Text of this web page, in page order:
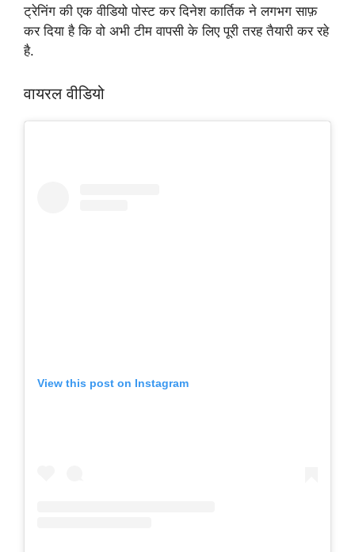
ट्रेनिंग की एक वीडियो पोस्ट कर दिनेश कार्तिक ने लगभग साफ़
कर दिया है कि वो अभी टीम वापसी के लिए पूरी तरह तैयारी कर रहे
है.
वायरल वीडियो
View this post on Instagram